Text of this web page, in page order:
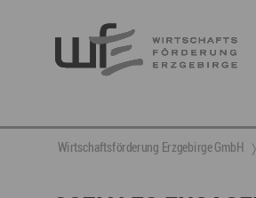
Berufsnachwuchs &
aktuelle Angebote &
Wirtschaftsservice
Neuigkeiten
Ansprechpartner & Kontakt
Wirtschaftsförderung Erzgebirge GmbH